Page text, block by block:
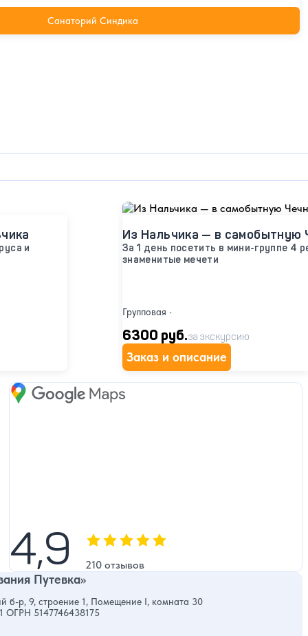
Санаторий Синдика
и
Из Нальчика — в самобытную
За 1 день посетить в мини-группе 4
знаменитые мечети
Групповая •
6300 руб.за экскурсию
Заказ и описание
Google Maps
4,9 Оценка, количество звезд:
210 отзывов
Путевка»
б-р, 9, строение 1, Помещение I, комната 30
ОГРН 5147746438175